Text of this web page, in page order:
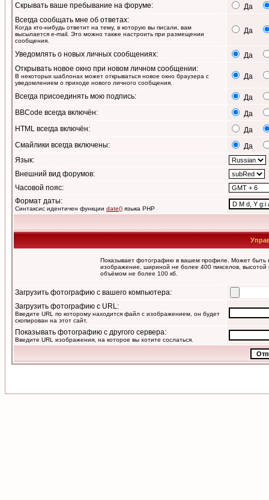
Скрывать ваше пребывание на форуме:
Да
Всегда сообщать мне об ответах:
Когда кто-нибудь ответит на тему, в которую вы писали, вам
высылается e-mail. Это можно также настроить при размещении
сообщения.
Да
Уведомлять о новых личных сообщениях:
Да
Открывать новое окно при новом личном сообщении:
В некоторых шаблонах может открываться новое окно браузера с
уведомлением о приходе нового личного сообщения.
Да
Всегда присоединять мою подпись:
Да
BBCode всегда включён:
Да
HTML всегда включён:
Да
Смайлики всегда включены:
Да
Язык:
Внешний вид форумов:
Часовой пояс:
Формат даты:
Синтаксис идентичен функции date() языка PHP
Показывает фотографию в вашем профиле. Может быть
изображение, шириной не более 400 пикселов, высотой
объёмом не более 100 кб.
Загрузить фотографию с вашего компьютера:
Загрузить фотографию с URL:
Введите URL по которому находится файл с изображением, он будет
скопирован на этот сайт.
Показывать фотографию с другого сервера:
Введите URL изображения, на которое вы хотите сослаться.